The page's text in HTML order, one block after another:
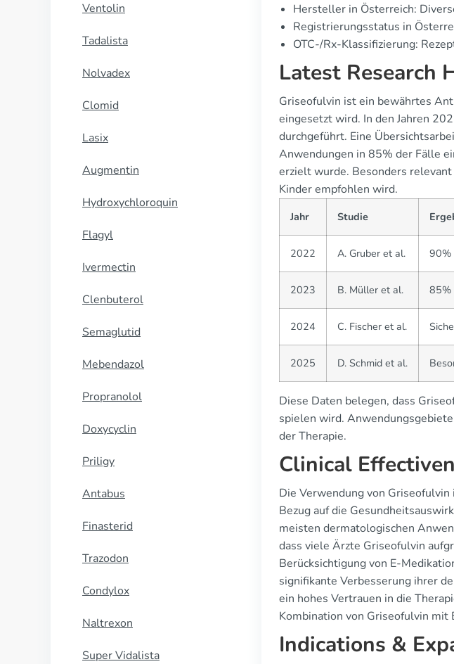
Ventolin
Tadalista
Nolvadex
Clomid
Lasix
Augmentin
Hydroxychloroquin
Flagyl
Ivermectin
Clenbuterol
Semaglutid
Mebendazol
Propranolol
Doxycyclin
Priligy
Antabus
Finasterid
Trazodon
Condylox
Naltrexon
Super Vidalista
Hersteller in Österreich:
Registrierungsstatus in
OTC-/Rx-Klassifizierung:
Latest Research
Griseofulvin ist ein bewährtes
eingesetzt wird. In den Jahren
durchgeführt. Eine
Anwendungen in 85% der Fälle
erzielt wurde. Besonders
Kinder empfohlen wird.
Jahr Studie
2022 A. Gruber et al. 90%
2023 B. Müller et al. 85%
2024 C. Fischer et al.
2025 D. Schmid et al.
Diese Daten belegen, dass
spielen wird.
der Therapie.
Clinical
Die Verwendung von
Bezug auf die
meisten dermatologischen
dass viele Ärzte Griseofulvin
Berücksichtigung von E-
signifikante Verbesserung ihrer
ein hohes Vertrauen in die
Kombination von Griseofulvin
Indications &